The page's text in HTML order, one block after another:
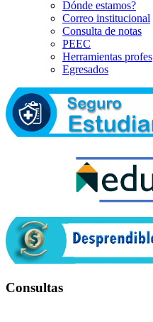
Dónde estamos?
Correo institucional
Consulta de notas
PEEC
Herramientas profes
Egresados
Consultas